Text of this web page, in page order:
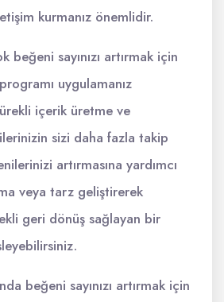
kurmanız önemlidir.
beğeni sayınızı artırmak için
uygulamanız
içerik üretme ve
sizi daha fazla takip
artırmasına yardımcı
veya tarz geliştirerek
geri dönüş sağlayan bir
beğeni sayınızı artırmak için